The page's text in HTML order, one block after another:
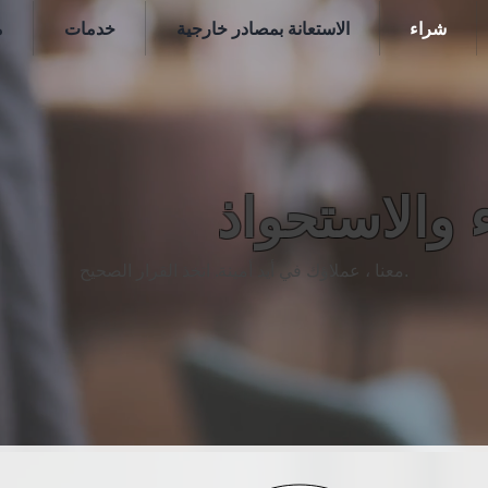
خدمات الاستعانة بمصادر خارجية شراء
والاستحواذ
معنا ، عملاؤك في أيد أمينة. اتخذ القرار الصحيح.